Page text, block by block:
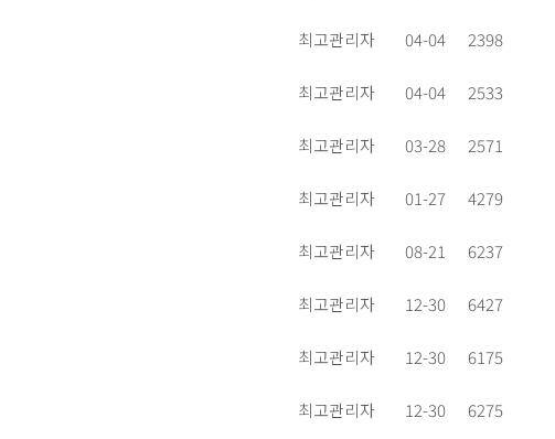
최고관리자 04-04 2398
최고관리자 04-04 2533
최고관리자 03-28 2571
최고관리자 01-27 4279
최고관리자 08-21 6237
최고관리자 12-30 6427
최고관리자 12-30 6175
최고관리자 12-30 6275